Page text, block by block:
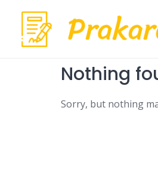
content
Nothing
Sorry, but nothing